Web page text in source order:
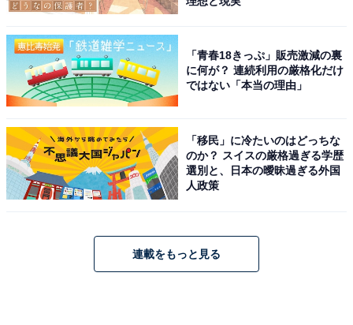
黒糖ソースが鍵
「青春18きっぷ」販売激減の裏
に何が？ 連続利用の厳格化だけ
ではない「本当の理由」
「移民」に冷たいのはどっちな
のか？ スイスの厳格過ぎる学歴
選別と、日本の曖昧過ぎる外国
人政策
連載をもっと見る